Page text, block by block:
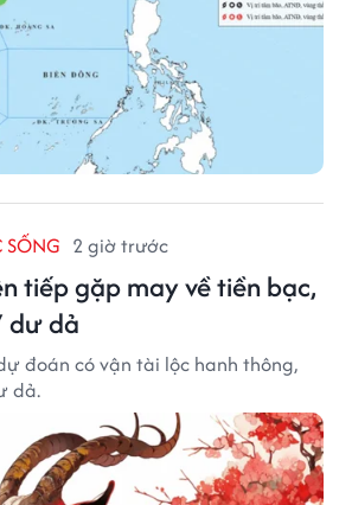
SỐNG 2 giờ trước
tiếp gặp may về tiền bạc,
dư dả
đoán có vận tài lộc hanh thông,
dả.